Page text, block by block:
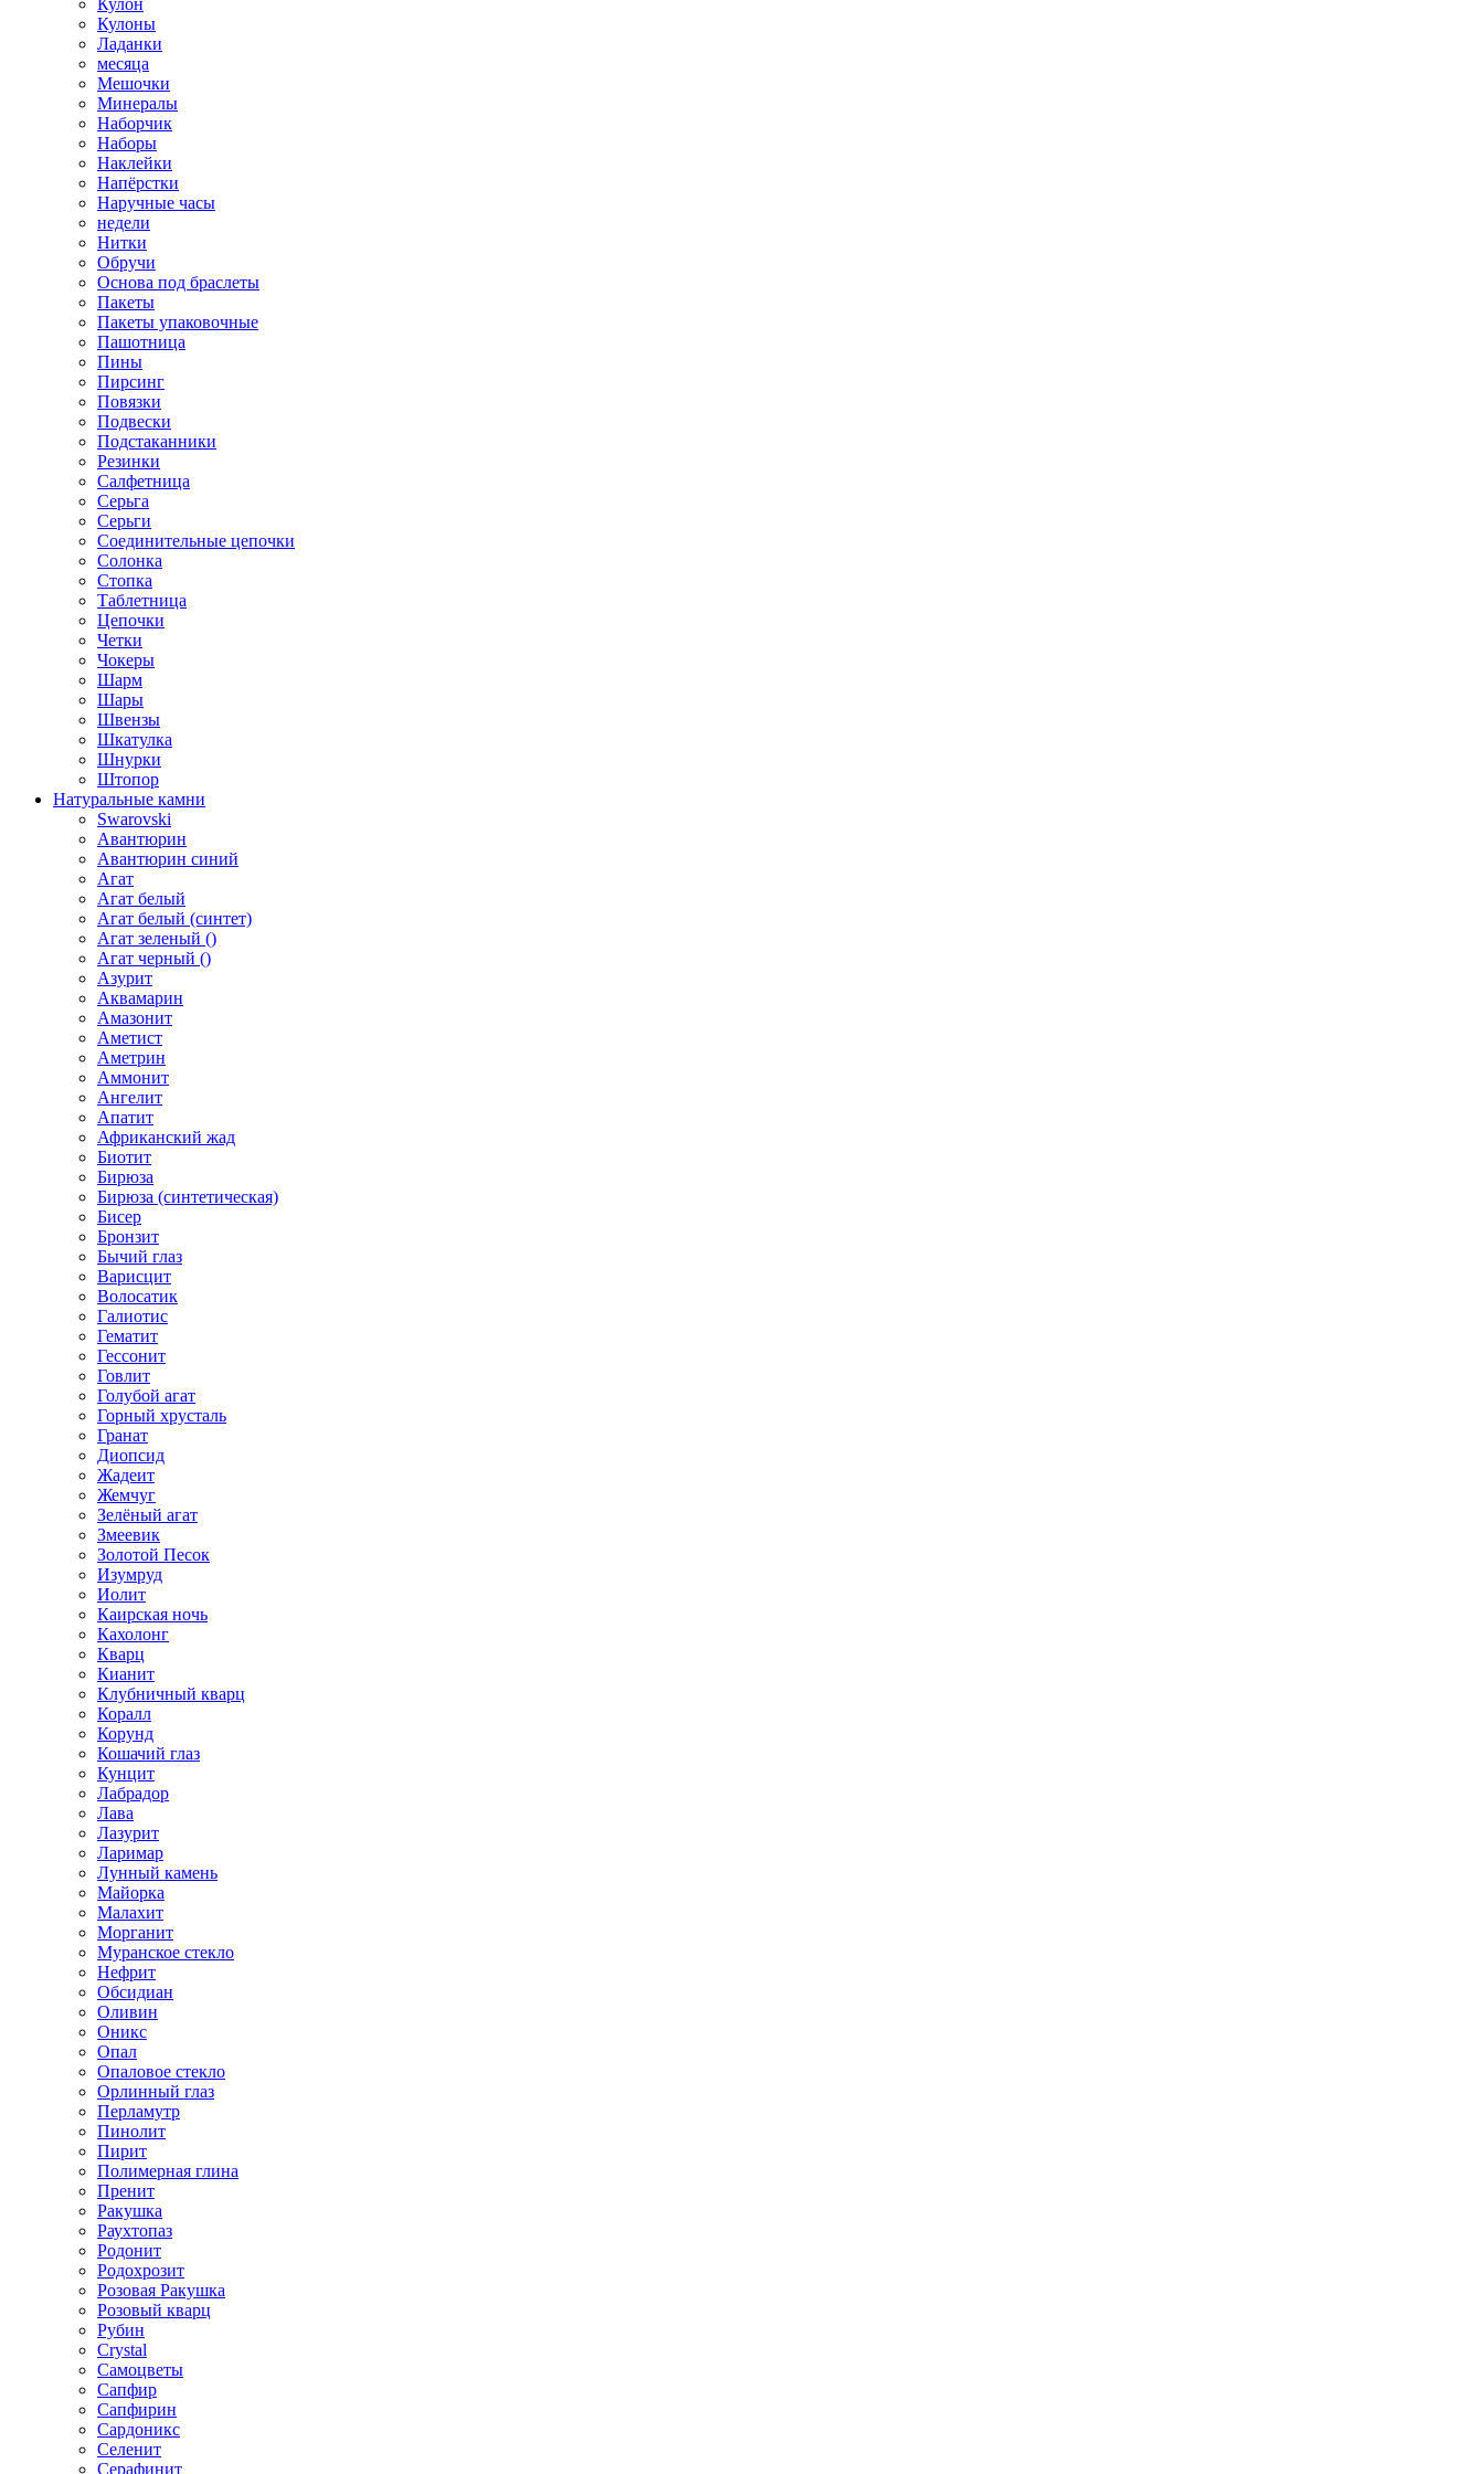
Кулон
Кулоны
Ладанки
месяца
Мешочки
Минералы
Наборчик
Наборы
Наклейки
Напёрстки
Наручные часы
недели
Нитки
Обручи
Основа под браслеты
Пакеты
Пакеты упаковочные
Пашотница
Пины
Пирсинг
Повязки
Подвески
Подстаканники
Резинки
Салфетница
Серьга
Серьги
Соединительные цепочки
Солонка
Стопка
Таблетница
Цепочки
Четки
Чокеры
Шарм
Шары
Швензы
Шкатулка
Шнурки
Штопор
Натуральные камни
Swarovski
Авантюрин
Авантюрин синий
Агат
Агат белый
Агат белый (синтет)
Агат зеленый ()
Агат черный ()
Азурит
Аквамарин
Амазонит
Аметист
Аметрин
Аммонит
Ангелит
Апатит
Африканский жад
Биотит
Бирюза
Бирюза (синтетическая)
Бисер
Бронзит
Бычий глаз
Варисцит
Волосатик
Галиотис
Гематит
Гессонит
Говлит
Голубой агат
Горный хрусталь
Гранат
Диопсид
Жадеит
Жемчуг
Зелёный агат
Змеевик
Золотой Песок
Изумруд
Иолит
Каирская ночь
Кахолонг
Кварц
Кианит
Клубничный кварц
Коралл
Корунд
Кошачий глаз
Кунцит
Лабрадор
Лава
Лазурит
Ларимар
Лунный камень
Майорка
Малахит
Морганит
Муранское стекло
Нефрит
Обсидиан
Оливин
Оникс
Опал
Опаловое стекло
Орлинный глаз
Перламутр
Пинолит
Пирит
Полимерная глина
Пренит
Ракушка
Раухтопаз
Родонит
Родохрозит
Розовая Ракушка
Розовый кварц
Рубин
Сrystal
Самоцветы
Сапфир
Сапфирин
Сардоникс
Селенит
Серафинит